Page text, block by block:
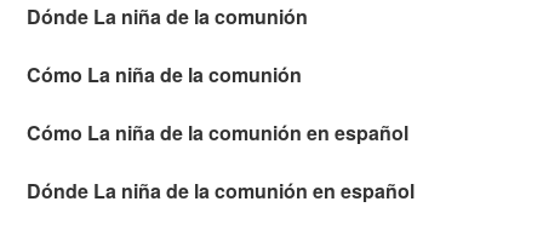
Dónde La niña de la comunión
Cómo La niña de la comunión
Cómo La niña de la comunión en español
Dónde La niña de la comunión en español